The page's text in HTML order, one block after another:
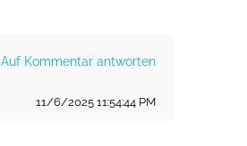
Auf Kommentar antworten
11/6/2025 11:54:44 PM